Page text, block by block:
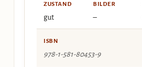
ZUSTAND
gut
BILDER
–
ISBN
978-1-581-80453-9